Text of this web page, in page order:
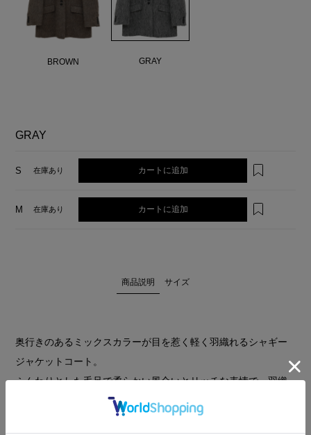
BROWN GRAY
GRAY
S 在庫あり カートに追加
M 在庫あり カートに追加
商品説明 サイズ
奥行きのあるミックスカラーが目を惹く軽く羽織れるシャギー
ジャケットコート。
ふんわりとした毛足で柔らかい風合いとリッチな表情で、羽織
るだけで季節感を楽しめる一着。
ミックスカラーの絶妙な濃淡が立体感を演出し、上品さとこな